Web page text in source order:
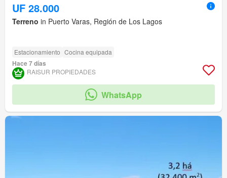
UF 28.000
Terreno in Puerto Varas, Región de Los Lagos
Estacionamiento Cocina equipada
Hace 7 días
RAISUR PROPIEDADES
WhatsApp